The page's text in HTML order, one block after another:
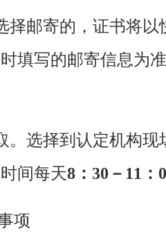
择邮寄的，证书将
填写的邮寄信息为
。选择到认定机构
间每天8 ： 30 － 11 ：
项